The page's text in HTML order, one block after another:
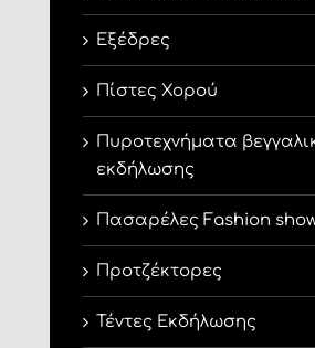
Εξέδρες
Πίστες Χορού
Πυροτεχνήματα
εκδήλωσης
Πασαρέλες Fashion
Προτζέκτορες
Τέντες Εκδήλωσης